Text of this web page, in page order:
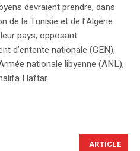
devraient prendre, dans
de la Tunisie et de l’Algérie
pays, opposant
d’entente nationale (GEN),
nationale libyenne (ANL),
Haftar.
ARTICLE